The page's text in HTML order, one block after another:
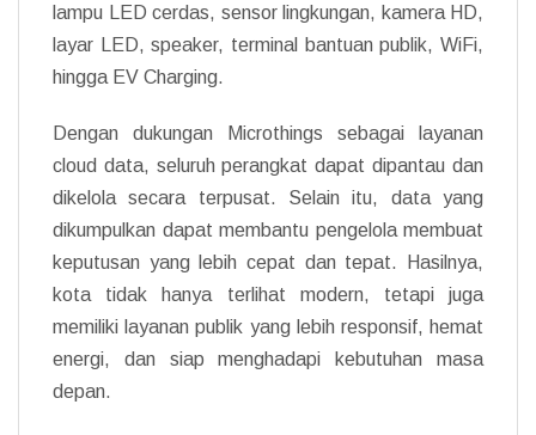
lampu LED cerdas, sensor lingkungan, kamera HD,
layar LED, speaker, terminal bantuan publik, WiFi,
hingga EV Charging.
Dengan dukungan Microthings sebagai layanan
cloud data, seluruh perangkat dapat dipantau dan
dikelola secara terpusat. Selain itu, data yang
dikumpulkan dapat membantu pengelola membuat
keputusan yang lebih cepat dan tepat. Hasilnya,
kota tidak hanya terlihat modern, tetapi juga
memiliki layanan publik yang lebih responsif, hemat
energi, dan siap menghadapi kebutuhan masa
depan.